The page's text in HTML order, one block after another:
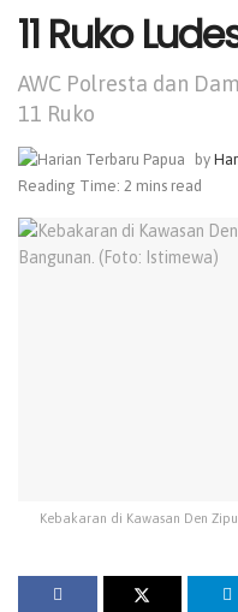
11 Ruko
AWC Polresta dan
11 Ruko
by
Reading Time: 2 mins read
Kebakaran di Kawasan Den